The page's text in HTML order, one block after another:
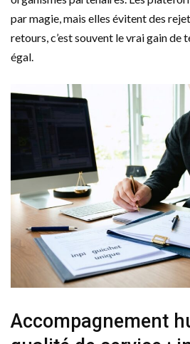
par magie, mais elles évitent des
retours, c’est souvent le vrai gain de
égal.
Accompagnement